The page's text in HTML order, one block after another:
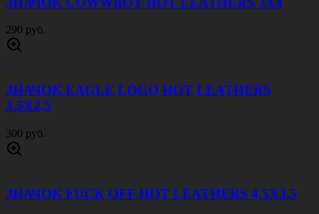
290 руб.
ЗНАЧОК EAGLE LOGO HOT LEATHERS
3,5Х2,5
300 руб.
ЗНАЧОК FUCK OFF HOT LEATHERS 4,5Х3,5